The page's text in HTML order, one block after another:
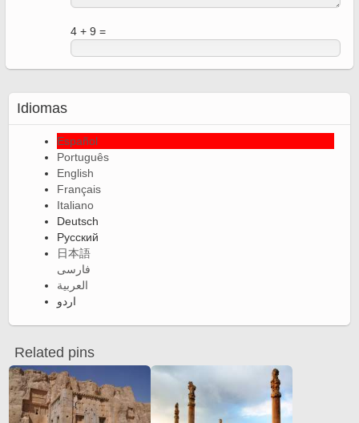
4 + 9 =
Idiomas
Español
Português
English
Français
Italiano
Deutsch
Русский
日本語
فارسی
العربية
اردو
Related pins